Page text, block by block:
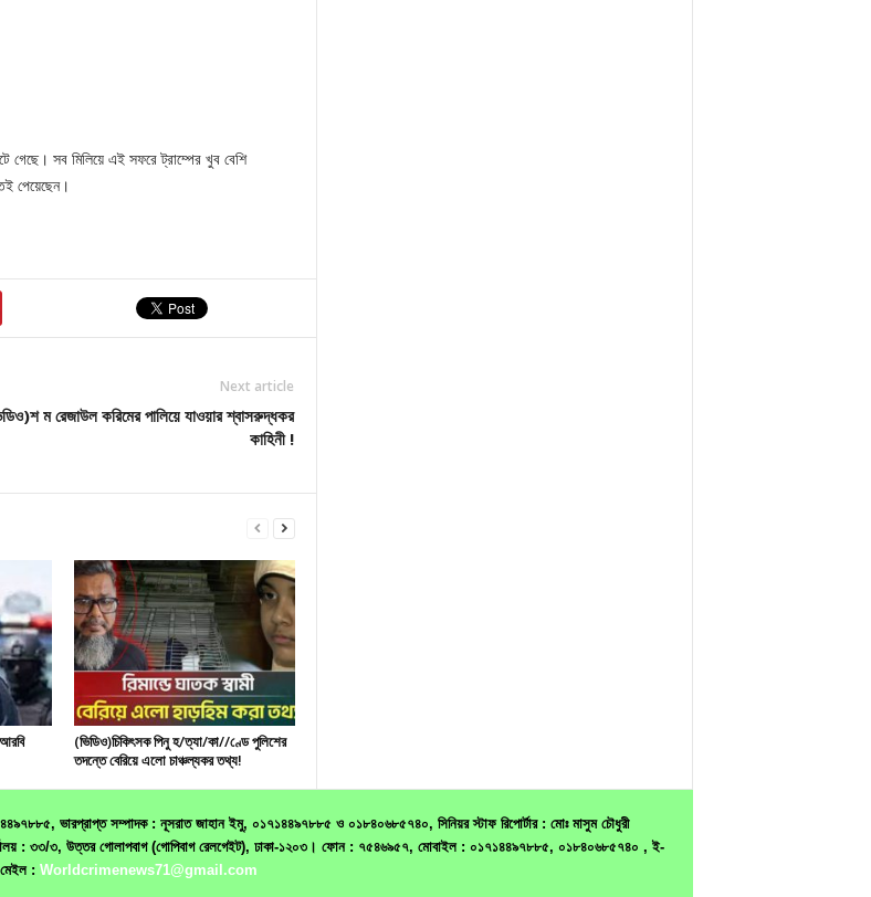
গেছে। সব মিলিয়ে এই সফরে ট্রাম্পের খুব বেশি
পেয়েছেন।
Next article
ম রেজাউল করিমের পালিয়ে যাওয়ার শ্বাসরুদ্ধকর
কাহিনী !
(ভিডিও)চিকিৎসক পিনু হ/ত্যা/কা//ণ্ডে পুলিশের
তদন্তে বেরিয়ে এলো চাঞ্চল্যকর তথ্য!
ভারপ্রাপ্ত সম্পাদক : নূসরাত জাহান ইমু, ০১৭১৪৪৯৭৮৮৫ ও ০১৮৪০৬৮৫৭৪০, সিনিয়র স্টাফ রিপোর্টার : মোঃ মাসুম চৌধুরী
: ৩৩/৩, উত্তর গোলাপবাগ (গোপিবাগ রেলগেইট), ঢাকা-১২০৩। ফোন : ৭৫৪৬৯৫৭, মোবাইল : ০১৭১৪৪৯৭৮৮৫, ০১৮৪০৬৮৫৭৪০ , ই-
মেইল : Worldcrimenews71@gmail.com